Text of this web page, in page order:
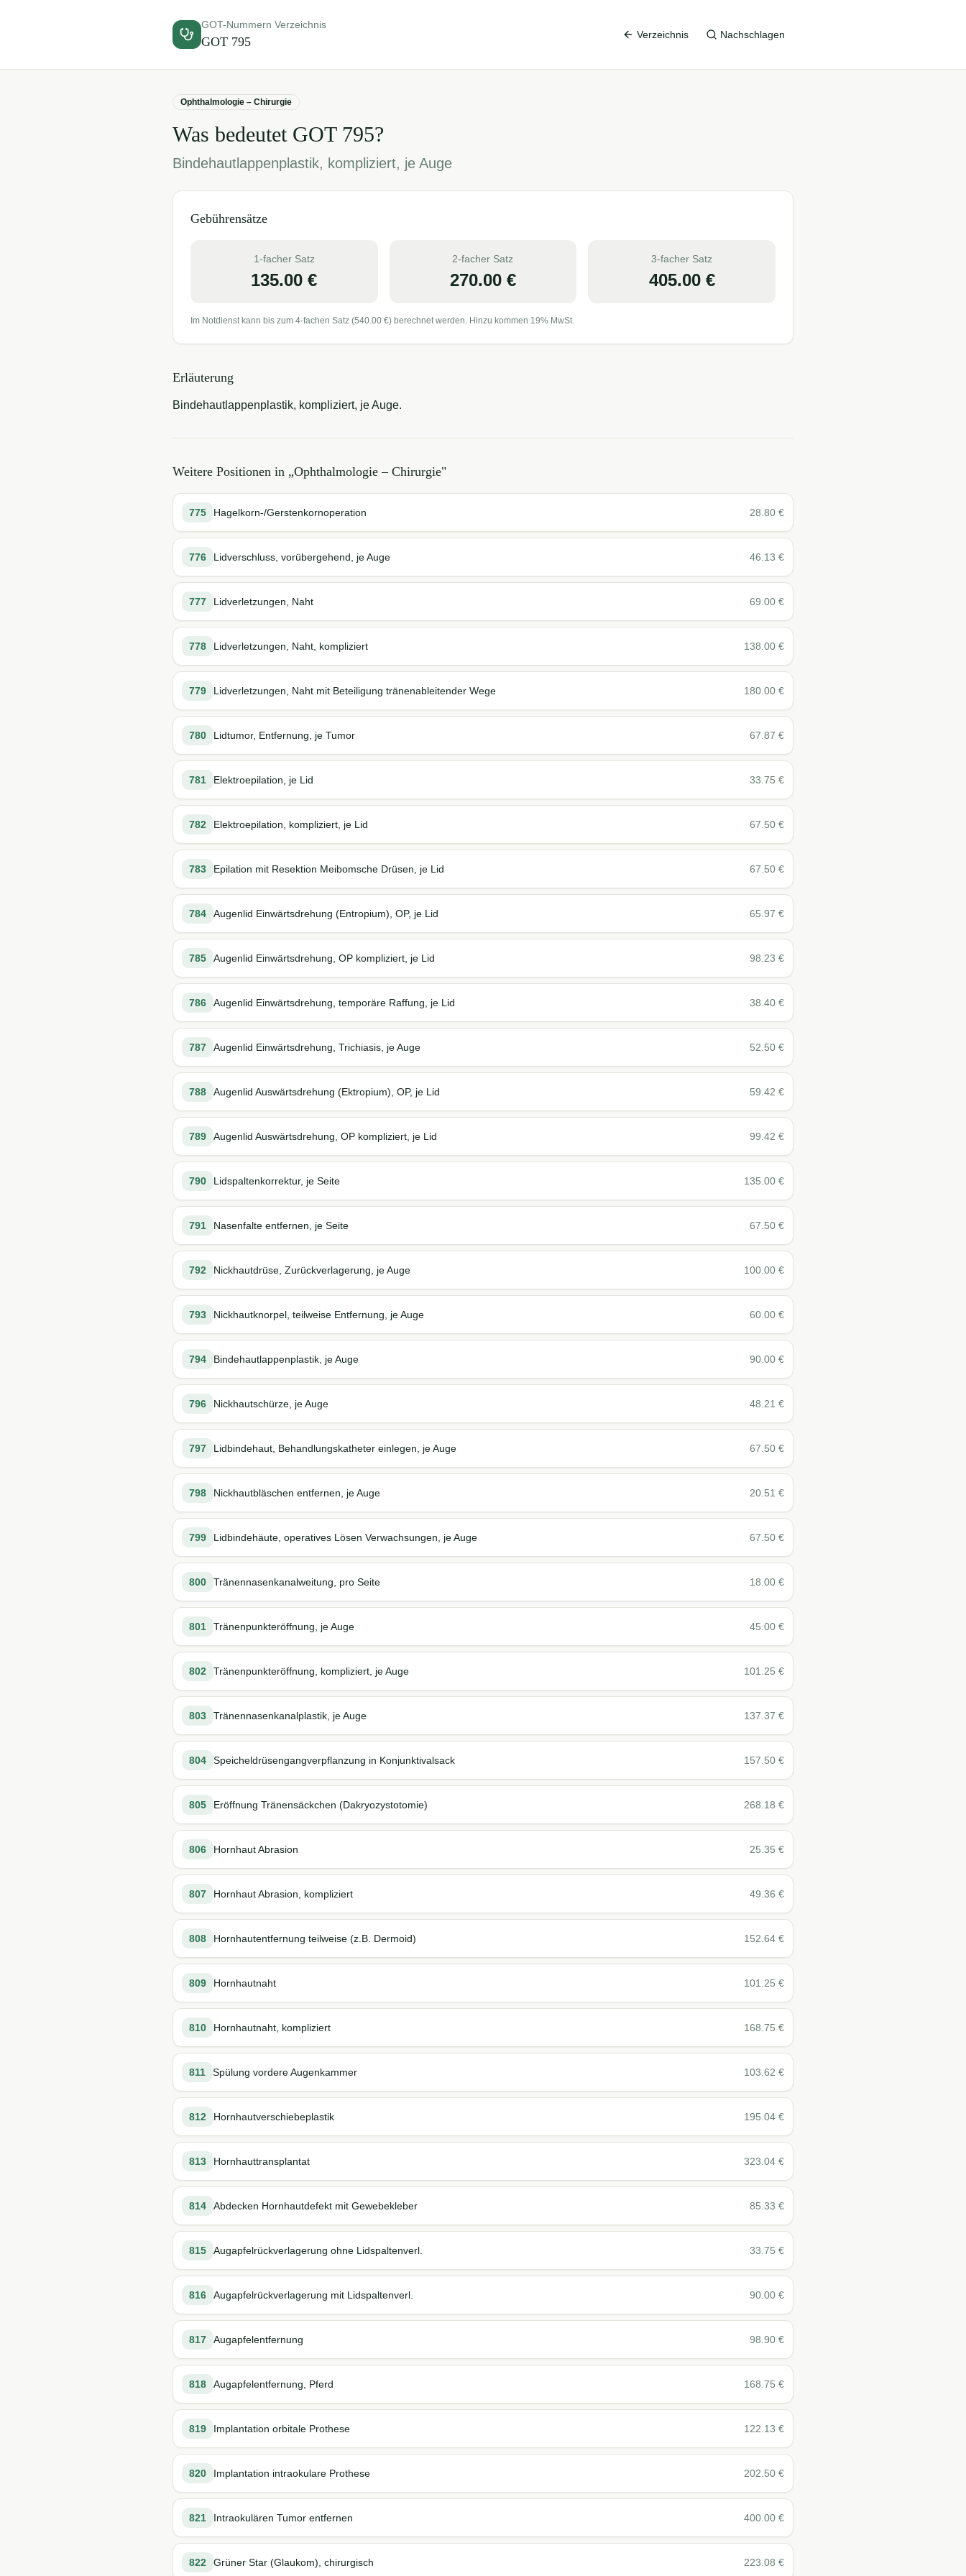
GOT-Nummern Verzeichnis
GOT 795 Verzeichnis Nachschlagen
Ophthalmologie – Chirurgie
Was bedeutet GOT 795?
Bindehautlappenplastik, kompliziert, je Auge
Gebührensätze
1-facher Satz
135.00 €
2-facher Satz
270.00€
3-facher Satz
405.00€
Im Notdienst kann bis zum 4-fachen Satz (540.00 €) berechnet werden. Hinzu kommen 19% MwSt.
Erläuterung
Bindehautlappenplastik, kompliziert, je Auge.
Weitere Positionen in „Ophthalmologie – Chirurgie"
775 Hagelkorn-/Gerstenkornoperation 28.80 €
776 Lidverschluss, vorübergehend, je Auge 46.13 €
777 Lidverletzungen, Naht 69.00 €
778 Lidverletzungen, Naht, kompliziert 138.00 €
779 Lidverletzungen, Naht mit Beteiligung tränenableitender Wege 180.00 €
780 Lidtumor, Entfernung, je Tumor 67.87 €
781 Elektroepilation, je Lid 33.75 €
782 Elektroepilation, kompliziert, je Lid 67.50 €
783 Epilation mit Resektion Meibomsche Drüsen, je Lid 67.50 €
784 Augenlid Einwärtsdrehung (Entropium), OP, je Lid 65.97 €
785 Augenlid Einwärtsdrehung, OP kompliziert, je Lid 98.23 €
786 Augenlid Einwärtsdrehung, temporäre Raffung, je Lid 38.40 €
787 Augenlid Einwärtsdrehung, Trichiasis, je Auge 52.50 €
788 Augenlid Auswärtsdrehung (Ektropium), OP, je Lid 59.42 €
789 Augenlid Auswärtsdrehung, OP kompliziert, je Lid 99.42 €
790 Lidspaltenkorrektur, je Seite 135.00 €
791 Nasenfalte entfernen, je Seite 67.50 €
792 Nickhautdrüse, Zurückverlagerung, je Auge 100.00 €
793 Nickhautknorpel, teilweise Entfernung, je Auge 60.00 €
794 Bindehautlappenplastik, je Auge 90.00 €
796 Nickhautschürze, je Auge 48.21 €
797 Lidbindehaut, Behandlungskatheter einlegen, je Auge 67.50 €
798 Nickhautbläschen entfernen, je Auge 20.51 €
799 Lidbindehäute, operatives Lösen Verwachsungen, je Auge 67.50 €
800 Tränennasenkanalweitung, pro Seite 18.00 €
801 Tränenpunkteröffnung, je Auge 45.00 €
802 Tränenpunkteröffnung, kompliziert, je Auge 101.25 €
803 Tränennasenkanalplastik, je Auge 137.37 €
804 Speicheldrüsengangverpflanzung in Konjunktivalsack 157.50 €
805 Eröffnung Tränensäckchen (Dakryozystotomie) 268.18 €
806 Hornhaut Abrasion 25.35 €
807 Hornhaut Abrasion, kompliziert 49.36 €
808 Hornhautentfernung teilweise (z.B. Dermoid) 152.64 €
809 Hornhautnaht 101.25 €
810 Hornhautnaht, kompliziert 168.75 €
811 Spülung vordere Augenkammer 103.62 €
812 Hornhautverschiebeplastik 195.04 €
813 Hornhauttransplantat 323.04 €
814 Abdecken Hornhautdefekt mit Gewebekleber 85.33 €
815 Augapfelrückverlagerung ohne Lidspaltenverl. 33.75 €
816 Augapfelrückverlagerung mit Lidspaltenverl. 90.00 €
817 Augapfelentfernung 98.90 €
818 Augapfelentfernung, Pferd 168.75 €
819 Implantation orbitale Prothese 122.13 €
820 Implantation intraokulare Prothese 202.50 €
821 Intraokulären Tumor entfernen 400.00 €
822 Grüner Star (Glaukom), chirurgisch 223.08 €